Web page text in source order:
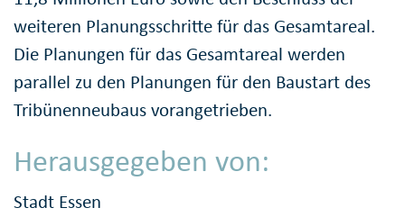
weiteren Planungsschritte für das Gesamtareal.
Die Planungen für das Gesamtareal werden
parallel zu den Planungen für den Baustart des
Tribünenneubaus vorangetrieben.
Herausgegeben von:
Stadt Essen